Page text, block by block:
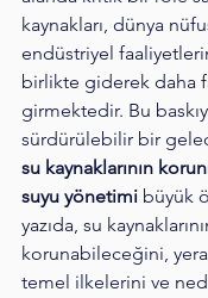
kaynakları, dünya
endüstriyel
birlikte giderek daha
girmektedir. Bu
sürdürülebilir bir
su kaynaklarının
suyu yönetimi büyük
yazıda, su
korunabileceğini,
temel ilkelerini ve